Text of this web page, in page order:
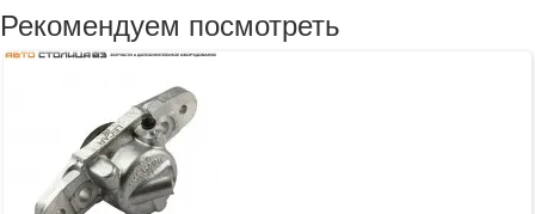
Рекомендуем посмотреть